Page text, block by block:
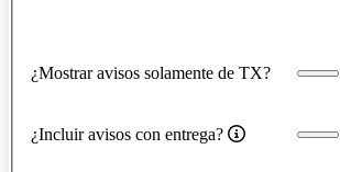
¿Mostrar avisos solamente de TX?
¿Incluir avisos con entrega?